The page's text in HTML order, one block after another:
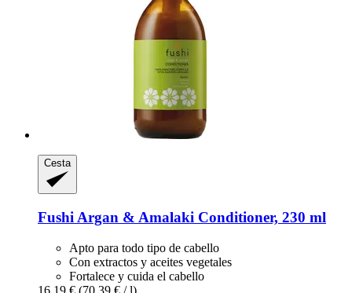
Cesta
Fushi Argan & Amalaki Conditioner, 230 ml
Apto para todo tipo de cabello
Con extractos y aceites vegetales
Fortalece y cuida el cabello
16,19 € (70,39 € / l)